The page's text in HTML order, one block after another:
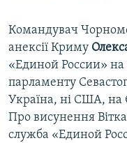
Усі сайти RFE/RL
Командувач
анексії Криму
«Единой России» на
парламенту
Україна, ні США, на
Про висунення
служба «Единой